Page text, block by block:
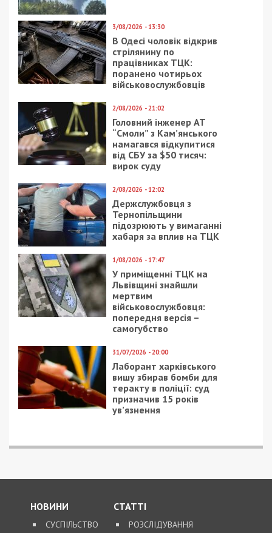
3/08/2026 - 13:30
В Одесі чоловік відкрив
стрілянину по
працівниках ТЦК:
поранено чотирьох
військовослужбовців
2/08/2026 - 21:02
Головний інженер АТ
“Смоли” з Кам’янського
намагався відкупитися
від СБУ за $50 тисяч:
вирок суду
2/08/2026 - 12:02
Держслужбовця з
Тернопільщини
підозрюють у вимаганні
хабаря за вплив на ТЦК
1/08/2026 - 17:47
У приміщенні ТЦК на
Львівщині знайшли
мертвим
військовослужбовця:
попередня версія –
самогубство
31/07/2026 - 20:00
Лаборант харківського
вишу збирав бомби для
теракту в поліції: суд
призначив 15 років
ув’язнення
НОВИНИ
СУСПІЛЬСТВО
СТАТТІ
РОЗСЛІДУВАННЯ